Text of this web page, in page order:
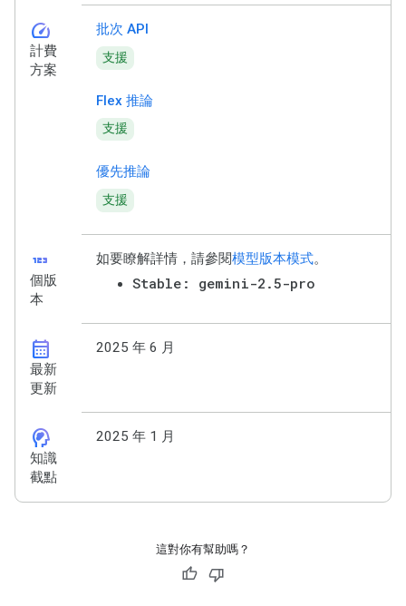
speed
計費
方案
批次 API
支援
Flex 推論
支援
優先推論
支援
123
個版
本
如要瞭解詳情，請參閱模型版本模式。
Stable: gemini-2.5-pro
calendar_month
最新
更新
2025 年 6 月
cognition_2
知識
截點
2025 年 1 月
這對你有幫助嗎？